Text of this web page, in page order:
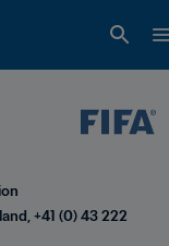
+41 (0) 43 222